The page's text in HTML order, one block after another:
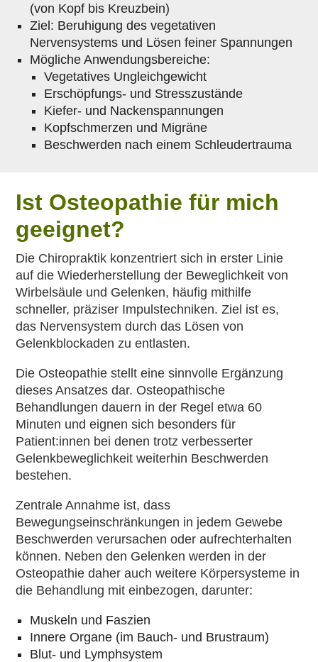
(von Kopf bis Kreuzbein)
Ziel: Beruhigung des vegetativen
Nervensystems und Lösen feiner Spannungen
Mögliche Anwendungsbereiche:
Vegetatives Ungleichgewicht
Erschöpfungs- und Stresszustände
Kiefer- und Nackenspannungen
Kopfschmerzen und Migräne
Beschwerden nach einem Schleudertrauma
Ist Osteopathie für mich
geeignet?
Die Chiropraktik konzentriert sich in erster Linie
auf die Wiederherstellung der Beweglichkeit von
Wirbelsäule und Gelenken, häufig mithilfe
schneller, präziser Impulstechniken. Ziel ist es,
das Nervensystem durch das Lösen von
Gelenkblockaden zu entlasten.
Die Osteopathie stellt eine sinnvolle Ergänzung
dieses Ansatzes dar. Osteopathische
Behandlungen dauern in der Regel etwa 60
Minuten und eignen sich besonders für
Patient:innen bei denen trotz verbesserter
Gelenkbeweglichkeit weiterhin Beschwerden
bestehen.
Zentrale Annahme ist, dass
Bewegungseinschränkungen in jedem Gewebe
Beschwerden verursachen oder aufrechterhalten
können. Neben den Gelenken werden in der
Osteopathie daher auch weitere Körpersysteme in
die Behandlung mit einbezogen, darunter:
Muskeln und Faszien
Innere Organe (im Bauch- und Brustraum)
Blut- und Lymphsystem